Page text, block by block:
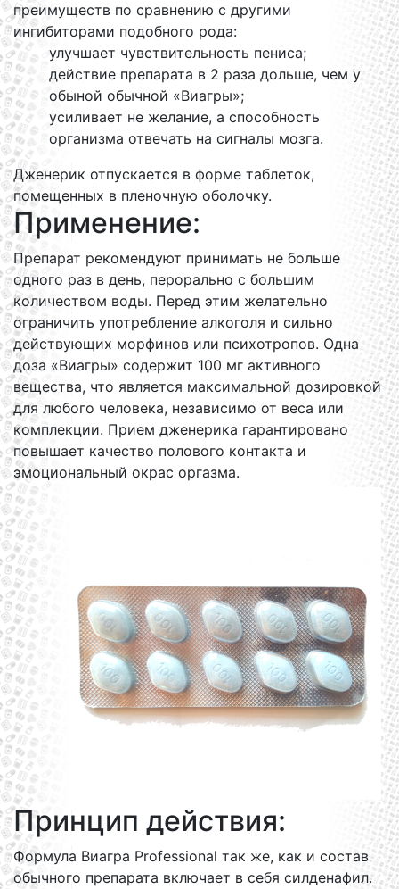
преимуществ по сравнению с другими
ингибиторами подобного рода:
улучшает чувствительность пениса;
действие препарата в 2 раза дольше, чем у
обыной обычной «Виагры»;
усиливает не желание, а способность
организма отвечать на сигналы мозга.
Дженерик отпускается в форме таблеток,
помещенных в пленочную оболочку.
Применение:
Препарат рекомендуют принимать не больше
одного раз в день, перорально с большим
количеством воды. Перед этим желательно
ограничить употребление алкоголя и сильно
действующих морфинов или психотропов. Одна
доза «Виагры» содержит 100 мг активного
вещества, что является максимальной дозировкой
для любого человека, независимо от веса или
комплекции. Прием дженерика гарантировано
повышает качество полового контакта и
эмоциональный окрас оргазма.
Принцип действия:
Формула Виагра Professional так же, как и состав
обычного препарата включает в себя силденафил.